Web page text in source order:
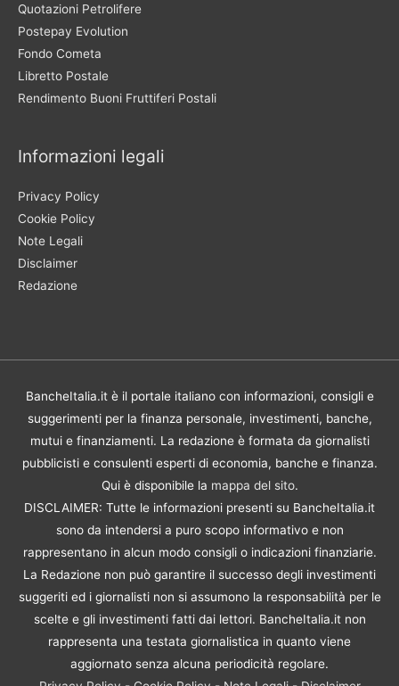
Quotazioni Petrolifere
Postepay Evolution
Fondo Cometa
Libretto Postale
Rendimento Buoni Fruttiferi Postali
Informazioni legali
Privacy Policy
Cookie Policy
Note Legali
Disclaimer
Redazione
BancheItalia.it è il portale italiano con informazioni, consigli e
suggerimenti per la finanza personale, investimenti, banche,
mutui e finanziamenti. La redazione è formata da giornalisti
pubblicisti e consulenti esperti di economia, banche e finanza.
Qui è disponibile la mappa del sito.
DISCLAIMER: Tutte le informazioni presenti su BancheItalia.it
sono da intendersi a puro scopo informativo e non
rappresentano in alcun modo consigli o indicazioni finanziarie.
La Redazione non può garantire il successo degli investimenti
suggeriti ed i giornalisti non si assumono la responsabilità per le
scelte e gli investimenti fatti dai lettori. BancheItalia.it non
rappresenta una testata giornalistica in quanto viene
aggiornato senza alcuna periodicità regolare.